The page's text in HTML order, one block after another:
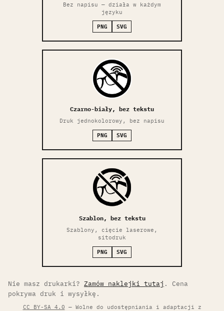
Bez napisu — działa w każdym
języku
PNG SVG
Czarno-biały, bez tekstu
Druk jednokolorowy, bez napisu
PNG SVG
Szablon, bez tekstu
Szablony, cięcie laserowe,
sitodruk
PNG SVG
Nie masz drukarki? Zamów naklejki tutaj . Cena
pokrywa druk i wysyłkę.
CC BY-SA 4.0 — Wolne do udostępniania i adaptacji z